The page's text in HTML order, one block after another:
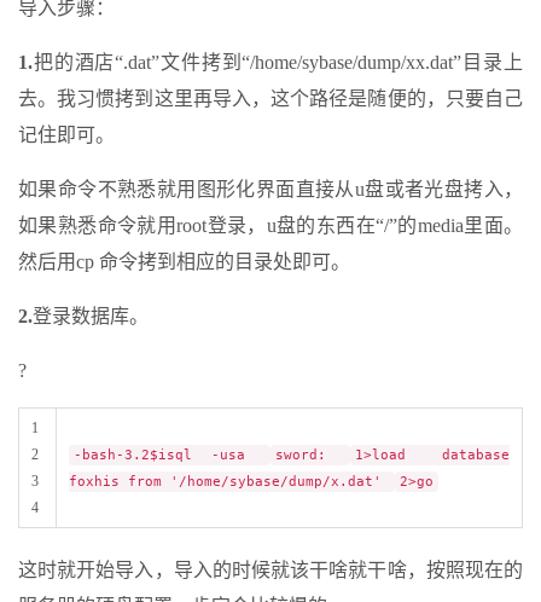
导入步骤：
1.把的酒店“.dat”文件拷到“/home/sybase/dump/xx.dat”目录上
去。我习惯拷到这里再导入，这个路径是随便的，只要自己
记住即可。
如果命令不熟悉就用图形化界面直接从u盘或者光盘拷入，
如果熟悉命令就用root登录，u盘的东西在“/”的media里面。
然后用cp 命令拷到相应的目录处即可。
2.登录数据库。
?
1
2
3
4
-bash-3.2$isql -usa sword:
1>load database
foxhis from '/home/sybase/dump/x.dat'
2>go
这时就开始导入，导入的时候就该干啥就干啥，按照现在的